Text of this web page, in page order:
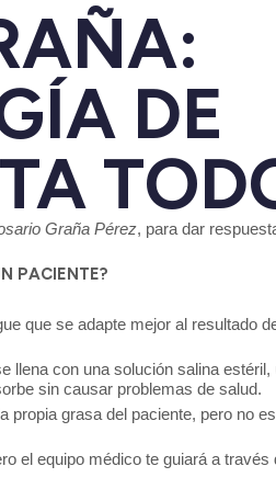
DE
Graña Pérez, para dar
PACIENTE?
que se adapte mejor al resultado
llena con una solución salina estéril,
sin causar problemas de salud.
propia grasa del paciente, pero no es
el equipo médico te guiará a través